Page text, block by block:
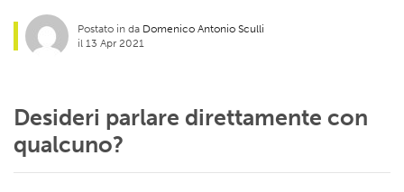
Postato in da Domenico Antonio Sculli
il 13 Apr 2021
Desideri parlare direttamente con
qualcuno?